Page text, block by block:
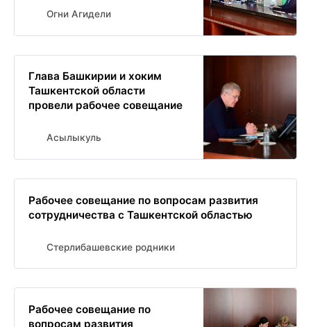
Огни Агидели
Глава Башкирии и хоким
Ташкентской области
провели рабочее совещание
Асылыкуль
Рабочее совещание по вопросам развития
сотрудничества с Ташкентской областью
Стерлибашевские родники
Рабочее совещание по
вопросам развития